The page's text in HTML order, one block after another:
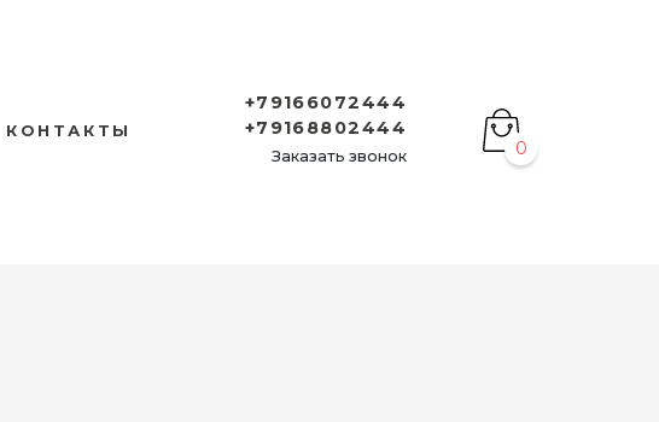
КОНТАКТЫ
+79166072444
+79168802444
Заказать звонок 0